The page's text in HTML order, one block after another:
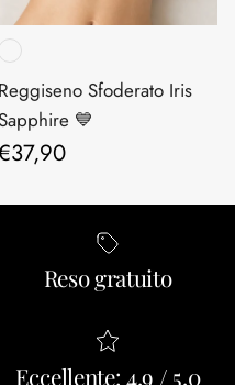
Reggiseno Sfoderato Iris
💙
normale
Reso gratuito
Eccellente: 4.9 / 5.0